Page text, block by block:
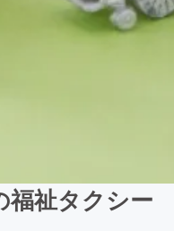
祉タクシー